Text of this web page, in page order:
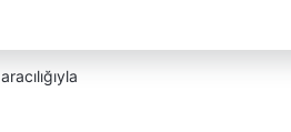
aracılığıyla